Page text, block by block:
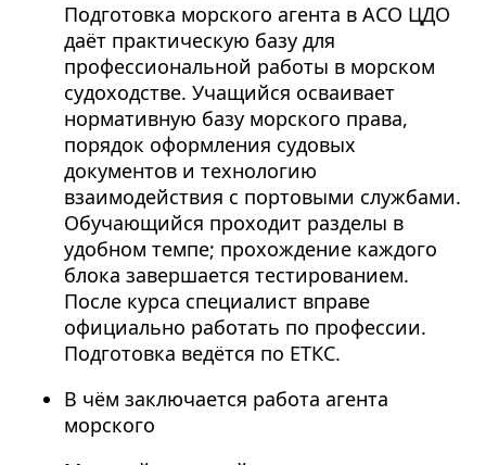
Подготовка морского агента в АСО ЦДО
даёт практическую базу для
профессиональной работы в морском
судоходстве. Учащийся осваивает
нормативную базу морского права,
порядок оформления судовых
документов и технологию
взаимодействия с портовыми службами.
Обучающийся проходит разделы в
удобном темпе; прохождение каждого
блока завершается тестированием.
После курса специалист вправе
официально работать по профессии.
Подготовка ведётся по ЕТКС.
В чём заключается работа агента
морского